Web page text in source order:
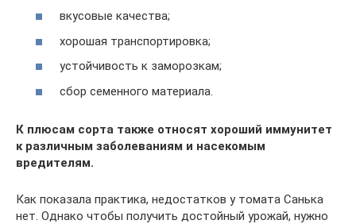
вкусовые качества;
хорошая транспортировка;
устойчивость к заморозкам;
сбор семенного материала.
К плюсам сорта также относят хороший иммунитет
к различным заболеваниям и насекомым
вредителям.
Как показала практика, недостатков у томата Санька
нет. Однако чтобы получить достойный урожай, нужно